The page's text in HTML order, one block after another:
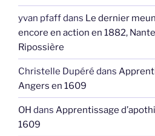
yvan pfaffdans Le dernier
encore en action en 1882,
Ripossière
Christelle Dupéré dans
Angers en 1609
OH dans Apprentissage
1609